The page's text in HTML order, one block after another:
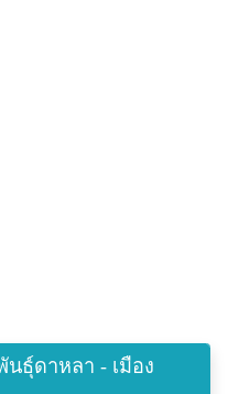
ธุ์ดาหลา - เมือง